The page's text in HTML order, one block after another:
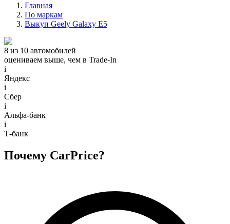
Главная
По маркам
Выкуп Geely Galaxy E5
8 из 10 автомобилей
оцениваем выше, чем в Trade‑In
i
Яндекс
i
Сбер
i
Альфа-банк
i
Т-банк
Почему CarPrice?